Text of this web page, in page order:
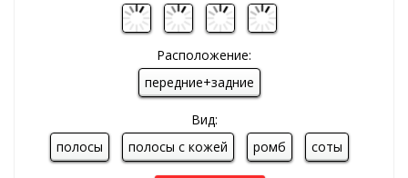
Расположение:
передние+задние
Вид:
полосы
полосы с кожей ромб соты